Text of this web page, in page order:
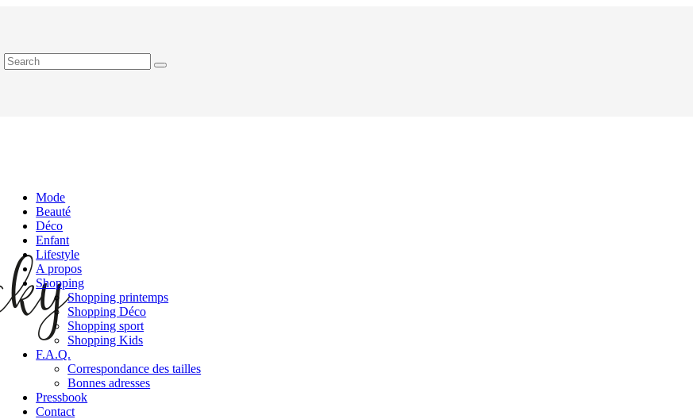
Mode
Beauté
Déco
Enfant
Lifestyle
A propos
Shopping
Shopping printemps
Shopping Déco
Shopping sport
Shopping Kids
F.A.Q.
Correspondance des tailles
Bonnes adresses
Pressbook
Contact